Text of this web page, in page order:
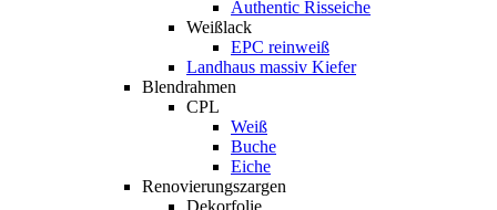
Authentic Risseiche
Weißlack
EPC reinweiß
Landhaus massiv Kiefer
Blendrahmen
CPL
Weiß
Buche
Eiche
Renovierungszargen
Dekorfolie